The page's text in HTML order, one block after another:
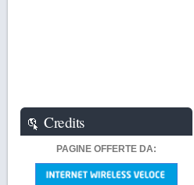
Credits
PAGINE OFFERTE DA: